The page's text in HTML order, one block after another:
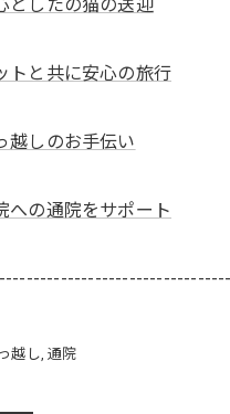
としたの猫の送迎
トと共に安心の旅行
越しのお手伝い
への通院をサポート
越し 通院